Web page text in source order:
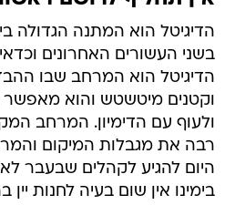
הדיגיטל הוא המתנה הגדולה
בשני העשורים האחרונים
הדיגיטל הוא המרחב שבו
וקטנים מיטשטש והוא מאפשר
ולעוף עם הדימיון. המרחב
רבה את מגבלות המיקום
היום להגיע לקהלים שבעבר לא
בימינו אין שום בעיה לחנות